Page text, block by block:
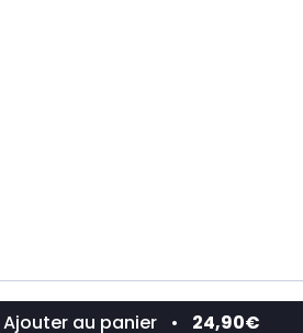
Ajouter au panier • 24,90€